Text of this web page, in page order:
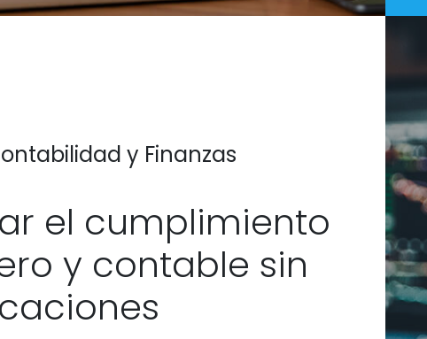
y Finanzas
el cumplimiento
y contable sin